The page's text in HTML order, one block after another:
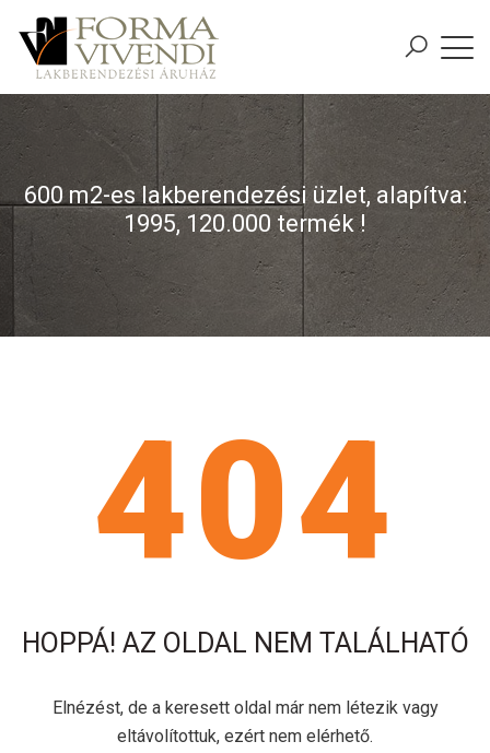
600 m2-es lakberendezési üzlet, alapítva:
1995, 120.000 termék !
404
HOPPÁ! AZ OLDAL NEM TALÁLHATÓ
Elnézést, de a keresett oldal már nem létezik vagy
eltávolítottuk, ezért nem elérhető.